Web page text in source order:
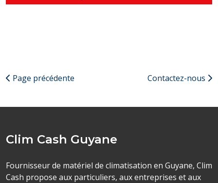
Page précédente Contactez-nous
Clim Cash Guyane
Fournisseur de matériel de climatisation en Guyane, Clim
Cash propose aux particuliers, aux entreprises et aux